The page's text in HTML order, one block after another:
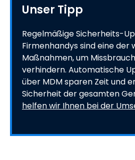
Unser Tipp
Regelmäßige Sicherheits-
Firmenhandys sind eine der
Maßnahmen, um
verhindern. Automatische
über MDM sparen Zeit und
Sicherheit der gesamten
helfen wir Ihnen bei der